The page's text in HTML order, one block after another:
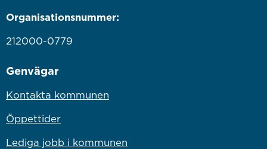
Organisationsnummer:
212000-0779
Genvägar
Kontakta kommunen
Öppettider
Lediga jobb i kommunen